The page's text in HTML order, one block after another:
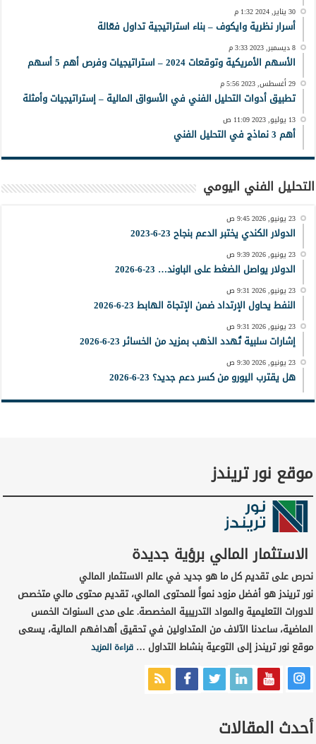
30 يناير, 2024 1:32 م
أسرار نظرية وايكوف – بناء استراتيجية تداول فعّالة
8 ديسمبر, 2023 3:33 م
الأسهم الأمريكية وتوقعات 2024 – استراتيجيات وفرص أهم 5 أسهم
29 أغسطس, 2023 5:56 م
تطبيق أدوات التحليل الفني في الأسواق المالية – إستراتيجيات وأمثلة
13 يوليو, 2023 11:09 ص
أهم 3 نماذج في التحليل الفني
التحليل الفني اليومي
23 يونيو, 2026 9:45 ص
الدولار الكندي يختبر الدعم بنجاح 23-6-2023
23 يونيو, 2026 9:39 ص
الدولار يواصل الضغط على الباوند… 23-6-2026
23 يونيو, 2026 9:31 ص
النفط يحاول الإرتداد ضمن الإتجاة الهابط 23-6-2026
23 يونيو, 2026 9:31 ص
إشارات سلبية تُهدد الذهب بمزيد من الخسائر 23-6-2026
23 يونيو, 2026 9:30 ص
هل يقترب اليورو من كسر دعم جديد؟ 23-6-2026
موقع نور تريندز
الاستثمار المالي برؤية جديدة
نحرص على تقديم كل ما هو جديد في عالم الاستثمار المالي
نور تريندز هو أفضل مزود نمواً للمحتوى المالي، تقديم محتوى مالي متخصص
للدورات التعليمية والمواد التدريبية المخصصة. على مدى السنوات الخمس
الماضية، ساعدنا الآلاف من المتداولين في تحقيق أهدافهم المالية، يسعى
موقع نور تريندز إلى التوعية بنشاط التداول …قراءة المزيد
أحدث المقالات